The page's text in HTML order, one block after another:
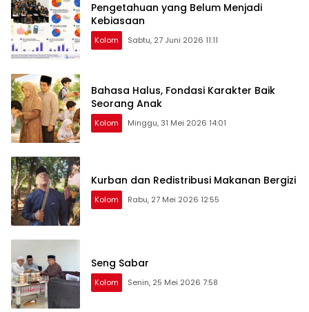
Pengetahuan yang Belum Menjadi
Kebiasaan
Kolom Sabtu, 27 Juni 2026 11:11
Bahasa Halus, Fondasi Karakter Baik
Seorang Anak
Kolom Minggu, 31 Mei 2026 14:01
Kurban dan Redistribusi Makanan Bergizi
Kolom Rabu, 27 Mei 2026 12:55
Seng Sabar
Kolom Senin, 25 Mei 2026 7:58